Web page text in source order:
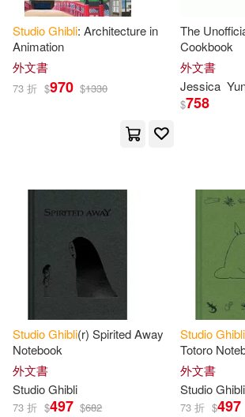
StudioGhibli: Architecture in
Animation
外文書
73 折 $970 $1330
The
Cookbook
外文書
Jessica
$758
StudioGhibli(r) Spirited Away
Notebook
外文書
StudioGhibli
73 折 $497 $682
StudioGhibli
Totoro
外文書
StudioGhibli
73 折 $497